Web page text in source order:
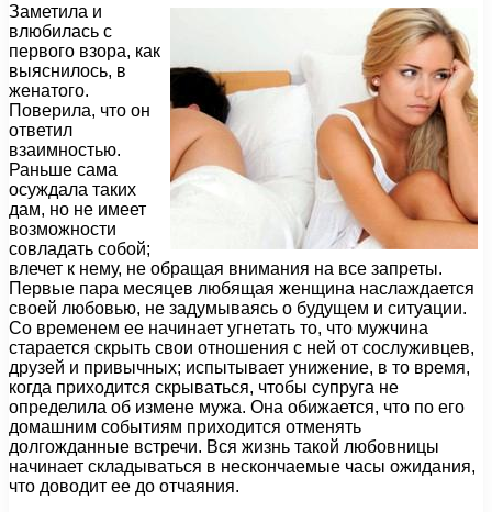
Заметила и
влюбилась с
первого взора, как
выяснилось, в
женатого.
Поверила, что он
ответил
взаимностью.
Раньше сама
осуждала таких
дам, но не имеет
возможности
совладать собой;
влечет к нему, не обращая внимания на все запреты.
Первые пара месяцев любящая женщина наслаждается
своей любовью, не задумываясь о будущем и ситуации.
Со временем ее начинает угнетать то, что мужчина
старается скрыть свои отношения с ней от сослуживцев,
друзей и привычных; испытывает унижение, в то время,
когда приходится скрываться, чтобы супруга не
определила об измене мужа. Она обижается, что по его
домашним событиям приходится отменять
долгожданные встречи. Вся жизнь такой любовницы
начинает складываться в нескончаемые часы ожидания,
что доводит ее до отчаяния.